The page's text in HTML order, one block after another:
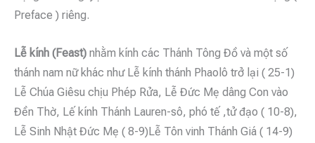
Preface ) riêng.
Lễ kính (Feast) nhằm kính các Thánh Tông Đồ và một số
thánh nam nữ khác như Lễ kính thánh Phaolô trở lại ( 25-1)
Lễ Chúa Giêsu chịu Phép Rửa, Lễ Đức Mẹ dâng Con vào
Đền Thờ, Lế kính Thánh Lauren-sô, phó tế ,tử đạo ( 10-8),
Lễ Sinh Nhật Đức Mẹ ( 8-9)Lễ Tôn vinh Thánh Giá ( 14-9)